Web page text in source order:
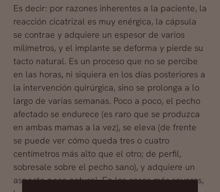
Es decir: por razones inherentes a la paciente, la
reacción cicatrizal es muy enérgica, la cápsula
se contrae y adquiere un espesor de varios
milímetros, y el implante se deforma y pierde su
tacto natural. Es un proceso que no se percibe
en las horas, ni siquiera en los días posteriores a
la intervención quirúrgica, sino se prolonga a lo
largo de varias semanas. Poco a poco, el pecho
afectado se endurece (es raro que se produzca
en ambas mamas a la vez), se eleva (de frente
se puede ver cómo queda tres o cuatro
centímetros más alto que el otro; de perfil,
sobresale sobre el pecho sano), y adquiere un
aspecto poco natural. En los casos más severos,